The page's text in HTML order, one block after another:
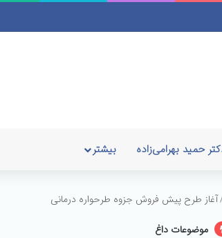
حمید بهرامی‌زاده بیشتر
آغاز طرح پیش فروش جزوه طرحواره درمانی
موضوعات داغ